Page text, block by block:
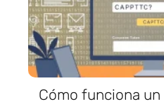
Cómo funciona un